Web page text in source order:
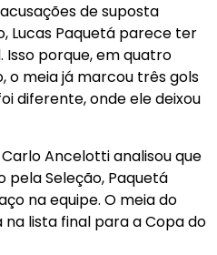
de suposta
Lucas Paquetá parece ter
porque, em quatro
o meia já marcou três gols
diferente, onde ele deixou
Ancelotti analisou que
Seleção, Paquetá
na equipe. O meia do
lista final para a Copa do